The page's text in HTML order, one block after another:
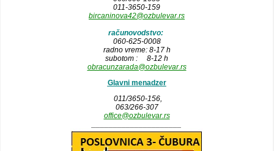
011-3650-159
bircaninova42@ozbulevar.rs
računovodstvo:
060-625-0008
radno vreme: 8-17 h
subotom : 8-12 h
obracunzarada@ozbulevar.rs
Glavni menadzer
011/3650-156,
063/266-307
office@ozbulevar.rs